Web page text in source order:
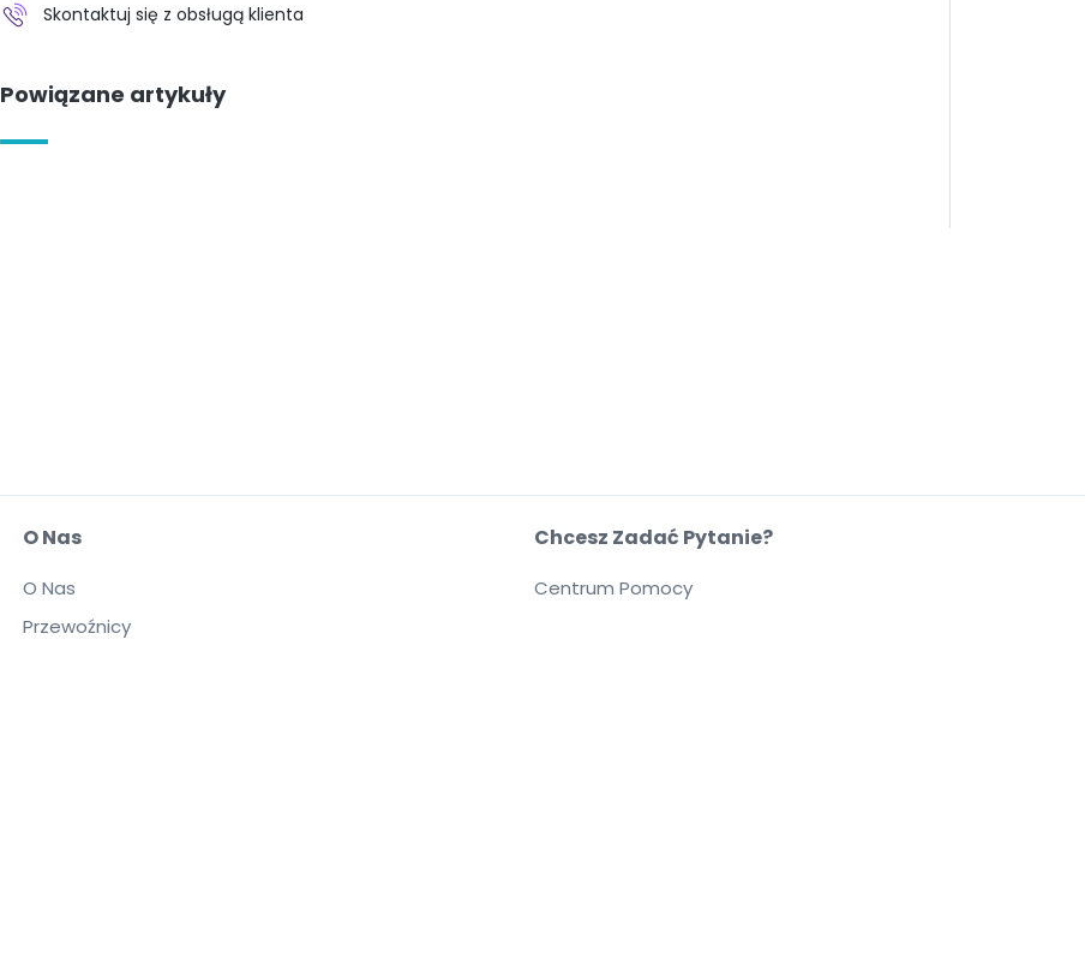
Skontaktuj się z obsługą klienta
Powiązane artykuły
O Nas
O Nas
Przewoźnicy
Chcesz Zadać Pytanie?
Centrum Pomocy